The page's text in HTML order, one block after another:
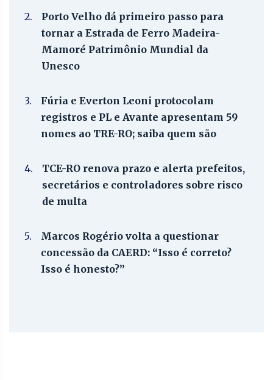
2.
Porto Velho dá primeiro passo para
tornar a Estrada de Ferro Madeira-
Mamoré Patrimônio Mundial da
Unesco
3.
Fúria e Everton Leoni protocolam
registros e PL e Avante apresentam 59
nomes ao TRE-RO; saiba quem são
4.
TCE-RO renova prazo e alerta prefeitos,
secretários e controladores sobre risco
de multa
5.
Marcos Rogério volta a questionar
concessão da CAERD: “Isso é correto?
Isso é honesto?”